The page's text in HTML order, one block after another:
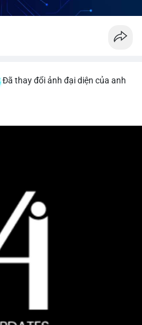
Đã thay đổi ảnh đại diện của anh